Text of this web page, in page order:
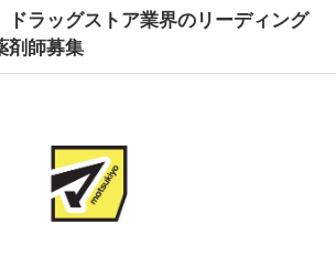
ドラッグストア業界のリーディング
剤師募集